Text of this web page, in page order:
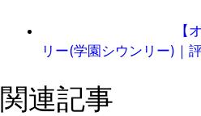
【
リー(学園シウンリー)｜
関連記事